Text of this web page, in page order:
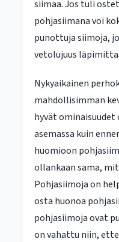
siimaa. Jos tuli
pohjasiimana voi
punottuja siimoja,
vetolujuus
Nykyaikainen
mahdollisimman
hyvät
asemassa kuin
huomioon
ollankaan sama,
Pohjasiimoja on
osta huonoa
pohjasiimoja ovat
on vahattu niin,